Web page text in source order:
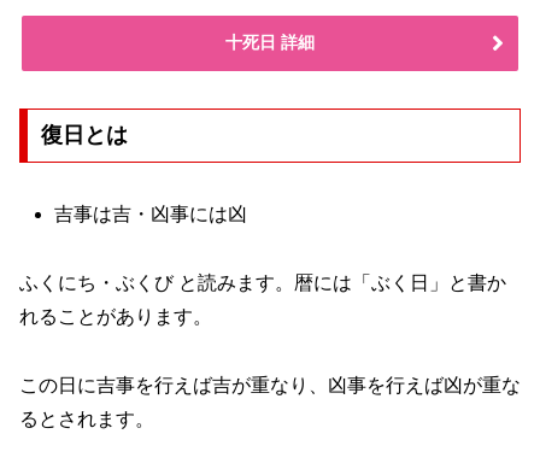
十死日 詳細
復日とは
吉事は吉・凶事には凶
ふくにち・ぶくび と読みます。暦には「ぶく日」と書か
れることがあります。
この日に吉事を行えば吉が重なり、凶事を行えば凶が重な
るとされます。